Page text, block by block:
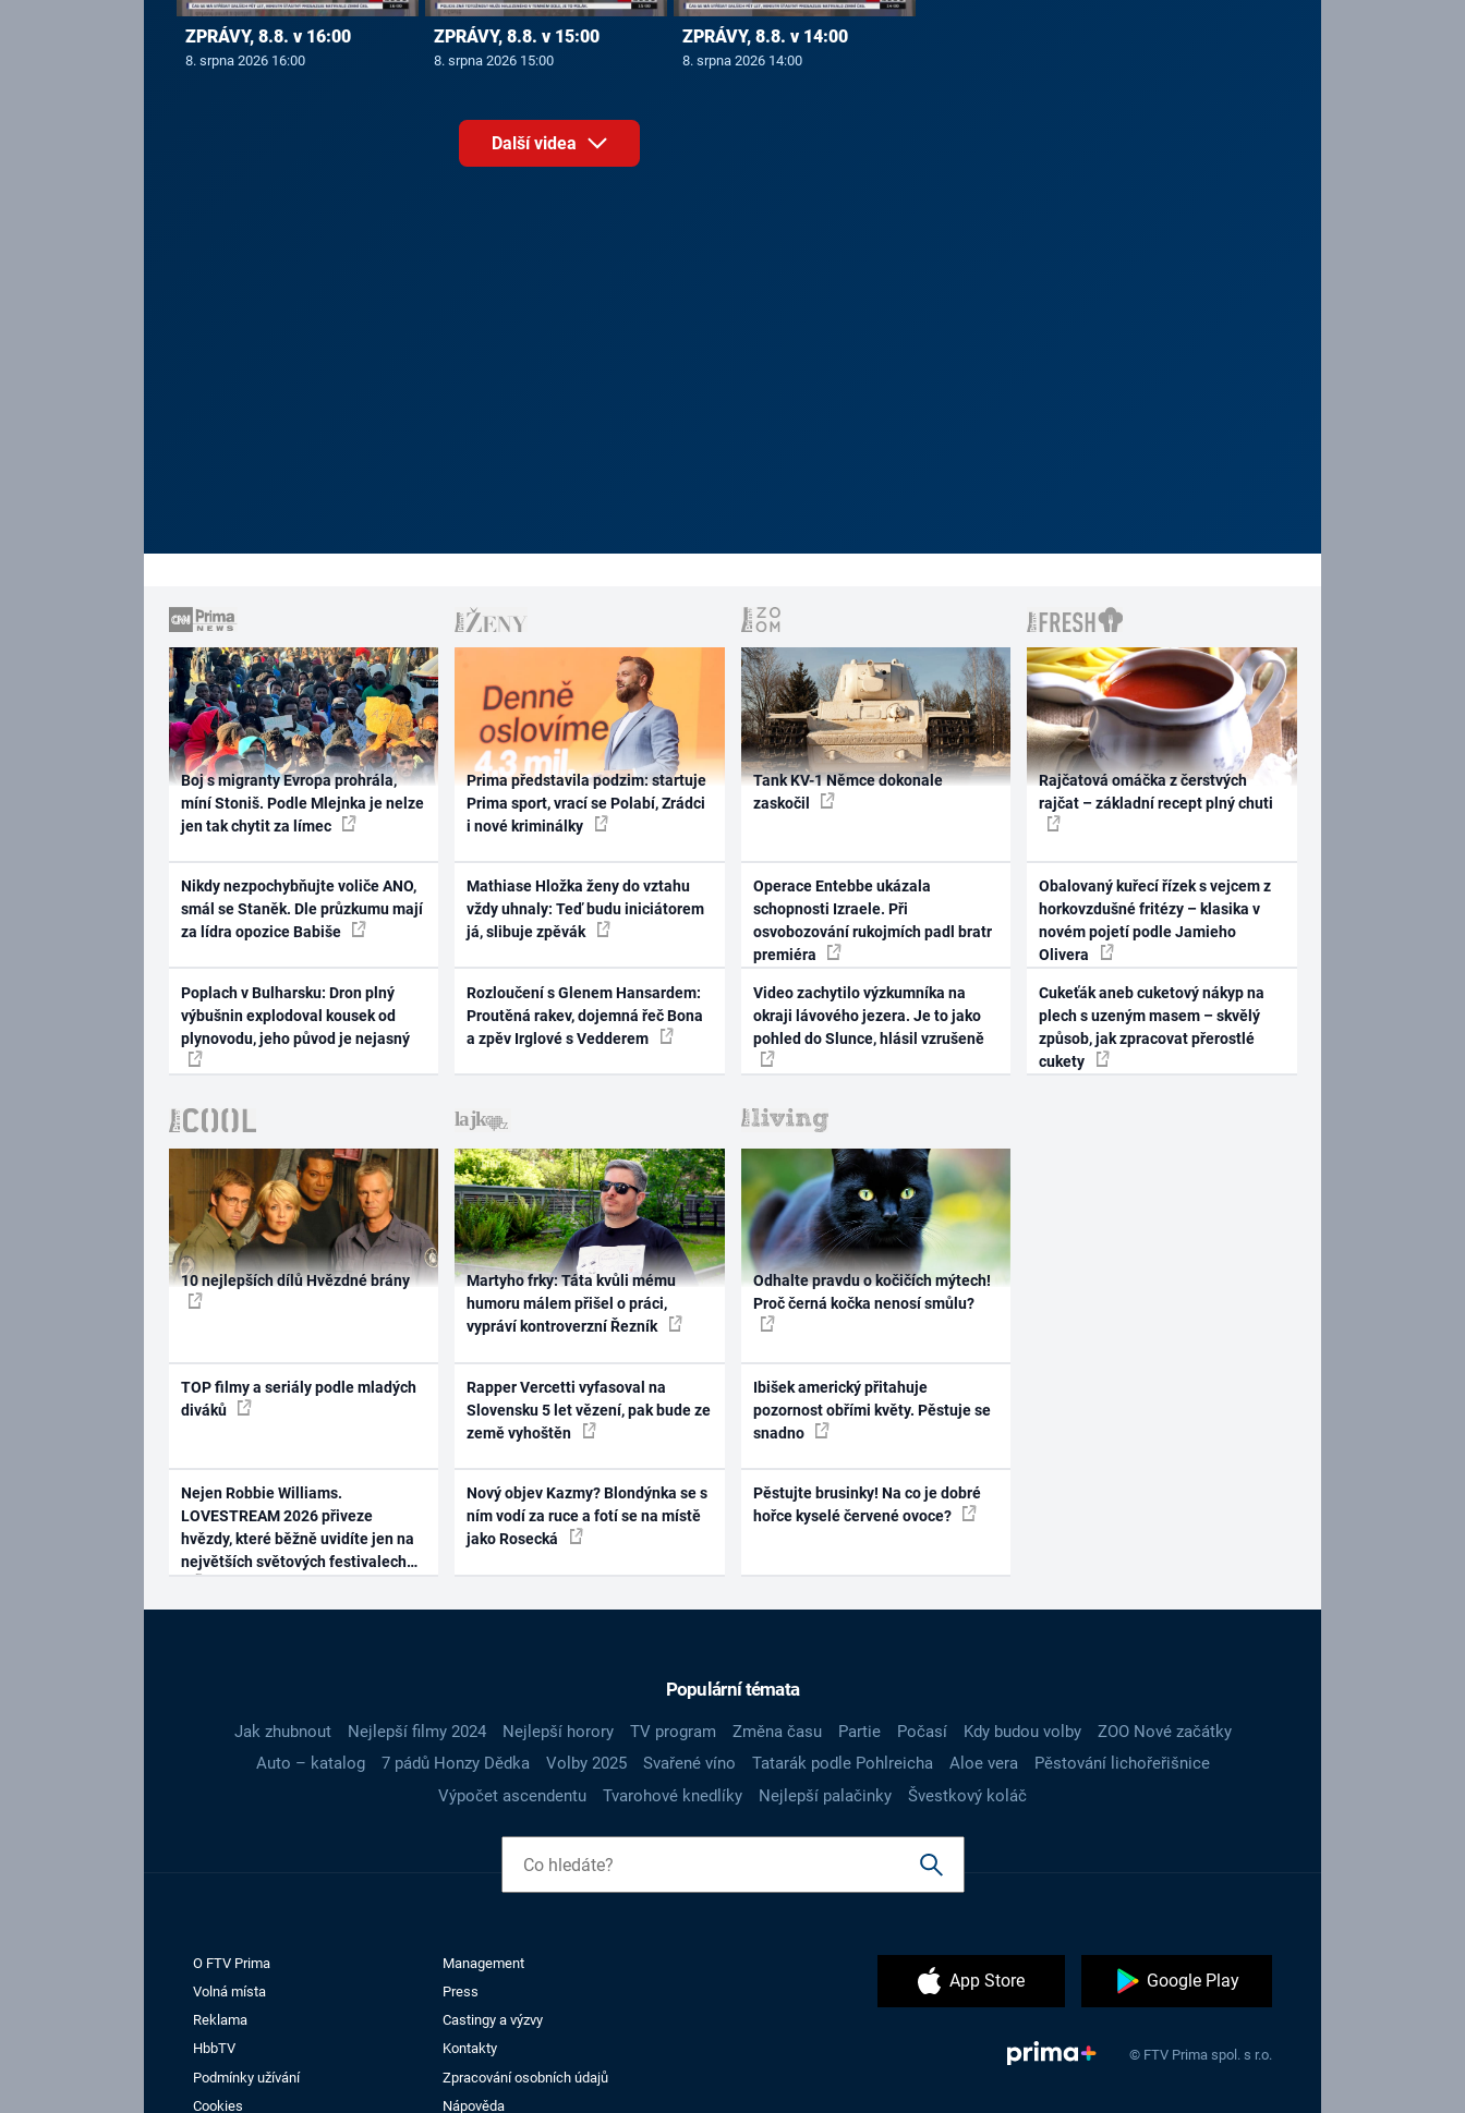
ZPRÁVY, 8.8. v 16:00
8. srpna 2026 16:00
ZPRÁVY, 8.8. v 15:00
8. srpna 2026 15:00
ZPRÁVY, 8.8. v 14:00
8. srpna 2026 14:00
Další videa
Boj s migranty Evropa prohrála,
míní Stoniš. Podle Mlejnka je nelze
jen tak chytit za límec
Nikdy nezpochybňujte voliče ANO,
smál se Staněk. Dle průzkumu mají
za lídra opozice Babiše
Poplach v Bulharsku: Dron plný
výbušnin explodoval kousek od
plynovodu, jeho původ je nejasný
Prima představila podzim: startuje
Prima sport, vrací se Polabí, Zrádci
i nové kriminálky
Mathiase Hložka ženy do vztahu
vždy uhnaly: Teď budu iniciátorem
já, slibuje zpěvák
Rozloučení s Glenem Hansardem:
Proutěná rakev, dojemná řeč Bona
a zpěv Irglové s Vedderem
Tank KV-1 Němce dokonale
zaskočil
Operace Entebbe ukázala
schopnosti Izraele. Při
osvobozování rukojmích padl bratr
premiéra
Video zachytilo výzkumníka na
okraji lávového jezera. Je to jako
pohled do Slunce, hlásil vzrušeně
Rajčatová omáčka z čerstvých
rajčat – základní recept plný chuti
Obalovaný kuřecí řízek s vejcem z
horkovzdušné fritézy – klasika v
novém pojetí podle Jamieho
Olivera
Cukeťák aneb cuketový nákyp na
plech s uzeným masem – skvělý
způsob, jak zpracovat přerostlé
cukety
10 nejlepších dílů Hvězdné brány
TOP filmy a seriály podle mladých
diváků
Nejen Robbie Williams.
LOVESTREAM 2026 přiveze
hvězdy, které běžně uvidíte jen na
největších světových festivalech
Martyho frky: Táta kvůli mému
humoru málem přišel o práci,
vypráví kontroverzní Řezník
Rapper Vercetti vyfasoval na
Slovensku 5 let vězení, pak bude ze
země vyhoštěn
Nový objev Kazmy? Blondýnka se s
ním vodí za ruce a fotí se na místě
jako Rosecká
Odhalte pravdu o kočičích mýtech!
Proč černá kočka nenosí smůlu?
Ibišek americký přitahuje
pozornost obřími květy. Pěstuje se
snadno
Pěstujte brusinky! Na co je dobré
hořce kyselé červené ovoce?
Populární témata
Jak zhubnout Nejlepší filmy 2024 Nejlepší horory TV program Změna času Partie Počasí Kdy budou volby
ZOO Nové začátky
Auto – katalog
7 pádů Honzy Dědka Volby 2025 Svařené víno Tatarák podle Pohlreicha Aloe vera
Pěstování lichořeřišnice
Výpočet ascendentu
Tvarohové knedlíky Nejlepší palačinky Švestkový koláč
O FTV Prima
Management
Volná místa
Press
Reklama
Castingy a výzvy
HbbTV
Kontakty
Podmínky užívání
Zpracování osobních údajů
Cookies
Nápověda
App Store Google Play
© FTV Prima spol. s r.o.